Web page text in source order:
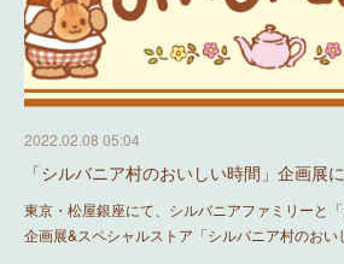
2022.02.08 05:04
「シルバニア村のおいしい時間」企画展
東京・松屋銀座にて、シルバニアファミリーと
企画展&スペシャルストア「シルバニア村のお